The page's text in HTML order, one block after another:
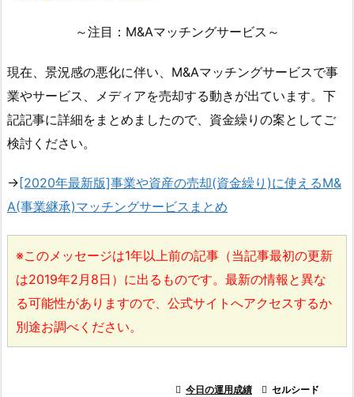
～注目：M&Aマッチングサービス～
現在、景況感の悪化に伴い、M&Aマッチングサービスで事
業やサービス、メディアを売却する動きが出ています。下
記記事に詳細をまとめましたので、資金繰りの案としてご
検討ください。
→ [2020年最新版]事業や資産の売却(資金繰り)に使えるM&
A(事業継承)マッチングサービスまとめ
※このメッセージは1年以上前の記事（当記事最初の更新
は2019年2月8日）に出るものです。最新の情報と異な
る可能性がありますので、公式サイトへアクセスするか
別途お調べください。
 今日の運用成績  セルシード